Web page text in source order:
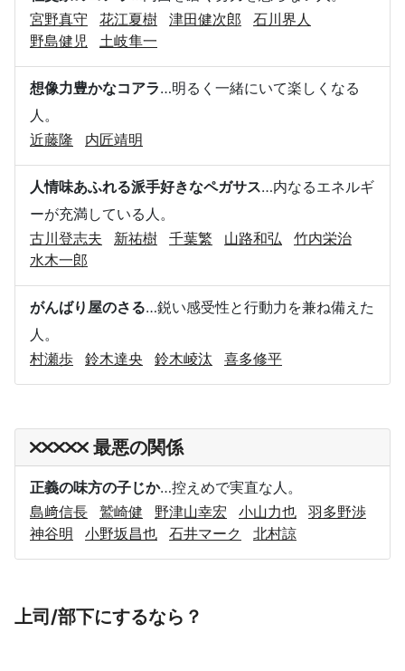
宮野真守
花江夏樹 津田健次郎
石川界人
野島健児
土岐隼一
想像力豊かなコアラ…明るく一緒にいて楽しくなる
人。
近藤隆
内匠靖明
人情味あふれる派手好きなペガサス…内なるエネルギ
ーが充満している人。
古川登志夫
新祐樹 千葉繁 山路和弘
竹内栄治
水木一郎
がんばり屋のさる…鋭い感受性と行動力を兼ね備えた
人。
村瀬歩
鈴木達央 鈴木崚汰 喜多修平
最悪の関係
正義の味方の子じか…控えめで実直な人。
島﨑信長
鷲崎健 野津山幸宏 小山力也
羽多野渉
神谷明
小野坂昌也 石井マーク 北村諒
上司/部下にするなら？